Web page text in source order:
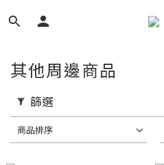
其他周邊商品
篩選
商品排序